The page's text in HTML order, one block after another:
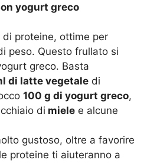
yogurt greco
di proteine, ottime per
peso. Questo frullato si
greco. Basta
di latte vegetale di
100 g di yogurt greco,
di miele e alcune
gustoso, oltre a favorire
proteine ti aiuteranno a